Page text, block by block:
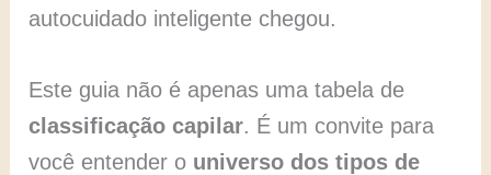
autocuidado inteligente chegou.
Este guia não é apenas uma tabela de
classificação capilar. É um convite para
você entender o universo dos tipos de